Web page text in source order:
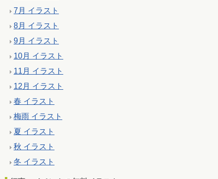
7月 イラスト
8月 イラスト
9月 イラスト
10月 イラスト
11月 イラスト
12月 イラスト
春 イラスト
梅雨 イラスト
夏 イラスト
秋 イラスト
冬 イラスト